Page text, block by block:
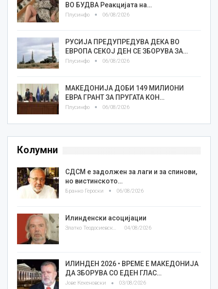
ВО БУДВА Реакцијата на…
Плусинфо 06/08/2026
РУСИЈА ПРЕДУПРЕДУВА ДЕКА ВО
ЕВРОПА СЕКОЈ ДЕН СЕ ЗБОРУВА ЗА…
Плусинфо 06/08/2026
МАКЕДОНИЈА ДОБИ 149 МИЛИОНИ
ЕВРА ГРАНТ ЗА ПРУГАТА КОН…
Плусинфо 06/08/2026
Колумни
СДСМ е задолжен за лаги и за спинови,
но вистинското…
Бранко Героски 06/08/2026
Илинденски асоцијации
Златко Теодосиевски 04/08/2026
ИЛИНДЕН 2026 • ВРЕМЕ Е МАКЕДОНИЈА
ДА ЗБОРУВА СО ЕДЕН ГЛАС…
Јове Кекеновски 03/08/2026